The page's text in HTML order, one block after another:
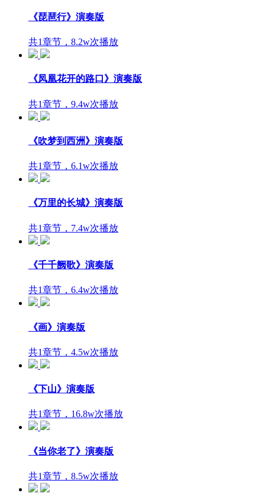
《琵琶行》演奏版
共1章节，8.2w次播放
《凤凰花开的路口》演奏版
共1章节，9.4w次播放
《吹梦到西洲》演奏版
共1章节，6.1w次播放
《万里的长城》演奏版
共1章节，7.4w次播放
《千千阙歌》演奏版
共1章节，6.4w次播放
《画》演奏版
共1章节，4.5w次播放
《下山》演奏版
共1章节，16.8w次播放
《当你老了》演奏版
共1章节，8.5w次播放